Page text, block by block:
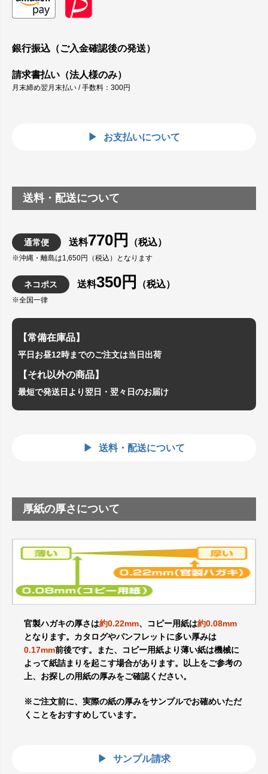
銀行振込（ご入金確認後の発送）
請求書払い（法人様のみ）
月末締め翌月末払い / 手数料：300円
お支払いについて
送料・配送について
通常便 送料770円 （税込）
※沖縄・離島は1,650円（税込）となります
ネコポス 送料350円 （税込）
※全国一律
【常備在庫品】
平日お昼12時までのご注文は当日出荷
【それ以外の商品】
最短で発送日より翌日・翌々日のお届け
送料・配送について
厚紙の厚さについて
官製ハガキの厚さは約0.22mm、コピー用紙は約0.08mm
となります。カタログやパンフレットに多い厚みは
0.17mm前後です。また、コピー用紙より薄い紙は機械に
よって紙詰まりを起こす場合があります。以上をご参考の
上、お探しの用紙の厚みをご確認ください。
※ご注文前に、実際の紙の厚みをサンプルでお確めいただ
くことをおすすめしています。
サンプル請求